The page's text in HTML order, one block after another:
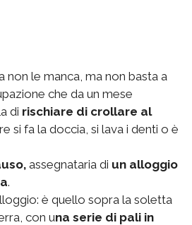
non le manca, ma non basta a
che da un mese
di rischiare di crollare al
si fa la doccia, si lava i denti o è
assegnataria di un alloggio
.
è quello sopra la soletta
con una serie di pali in